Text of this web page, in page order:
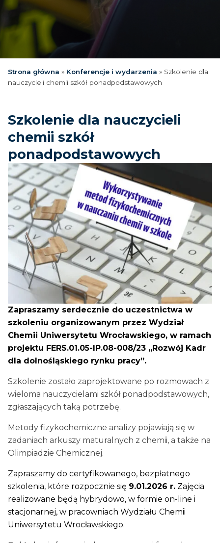
Strona główna » Konferencje i wydarzenia » Szkolenie dla
nauczycieli chemii szkół ponadpodstawowych
Szkolenie dla nauczycieli
chemii szkół
ponadpodstawowych
Zapraszamy serdecznie do uczestnictwa w
szkoleniu organizowanym przez Wydział
Chemii Uniwersytetu Wrocławskiego, w ramach
projektu FERS.01.05-IP.08-008/23 „Rozwój Kadr
dla dolnośląskiego rynku pracy”.
Szkolenie zostało zaprojektowane po rozmowach z
wieloma nauczycielami szkół ponadpodstawowych,
zgłaszających taką potrzebę.
Metody fizykochemiczne analizy pojawiają się w
zadaniach arkuszy maturalnych z chemii, a także na
Olimpiadzie Chemicznej.
Zapraszamy do certyfikowanego, bezpłatnego
szkolenia, które rozpocznie się 9.01.2026 r. Zajęcia
realizowane będą hybrydowo, w formie on-line i
stacjonarnej, w pracowniach Wydziału Chemii
Uniwersytetu Wrocławskiego.